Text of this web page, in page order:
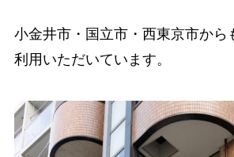
小金井市・国立市・西東京市から
利用いただいています。